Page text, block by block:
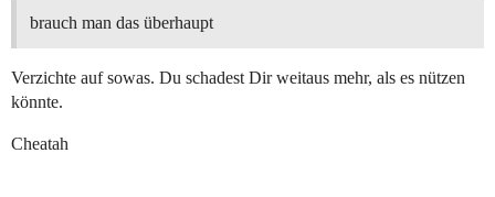
brauch man das überhaupt
Verzichte auf sowas. Du schadest Dir weitaus mehr, als es nützen
könnte.
Cheatah